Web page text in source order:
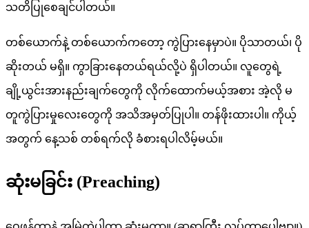
သတိပြုစေချင်ပါတယ်။
တစ်ယောက်နဲ့ တစ်ယောက်ကတော့ ကွဲပြားနေမှာပဲ။ ပိုသာတယ်၊ ပို
ဆိုးတယ် မရှိ။ ကွာခြားနေတယ်ရယ်လို့ပဲ ရှိပါတယ်။ လူတွေရဲ့
ချို့ယွင်းအားနည်းချက်တွေကို လိုက်ထောက်မယ့်အစား အဲ့လို မ
တူကွဲပြားမှုလေးတွေကို အသိအမှတ်ပြုပါ။ တန်ဖိုးထားပါ။ ကိုယ့်
အတွက် နေ့သစ် တစ်ရက်လို ခံစားရပါလိမ့်မယ်။
ဆုံးမခြင်း (Preaching)